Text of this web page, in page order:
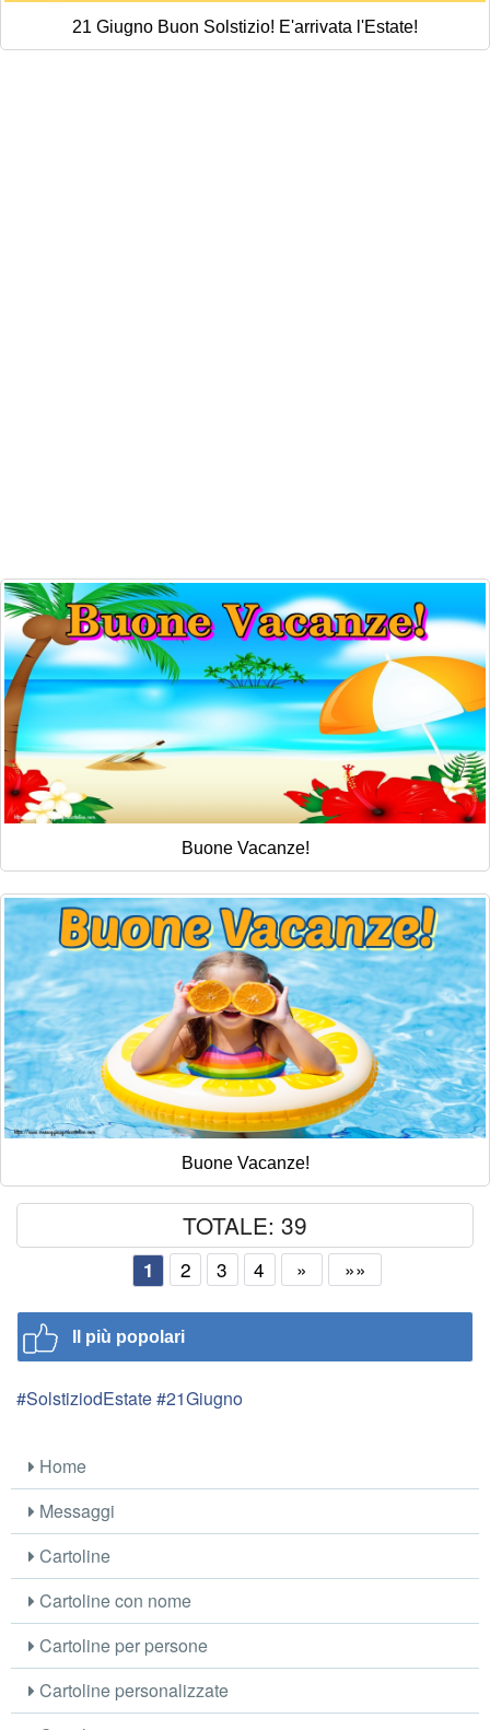
21 Giugno Buon Solstizio! E'arrivata l'Estate!
Buone Vacanze!
Buone Vacanze!
TOTALE: 39
1 2 3 4 » »»
Il più popolari
#SolstiziodEstate #21Giugno
Home
Messaggi
Cartoline
Cartoline con nome
Cartoline per persone
Cartoline personalizzate